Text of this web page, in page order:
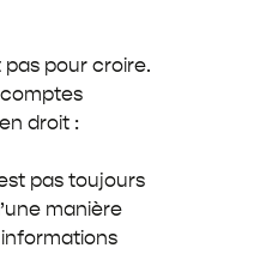
pour croire.
droit :
pas toujours
manière